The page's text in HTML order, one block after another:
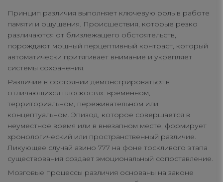
Принцип различия выполняет ключевую роль в работе
памяти и ощущения. Происшествия, которые резко
различаются от близлежащего обстоятельств,
порождают мощный перцептивный контраст, который
автоматически притягивает внимание и укрепляет
системы сохранения.
Различие в состоянии демонстрироваться в
отличающихся плоскостях: временном,
территориальном, переживательном или
концептуальном. Эпизод, которое совершается в
неуместное время или в внезапном месте, формирует
хронологический или пространственный различие.
Ликующее случай азино 777 на фоне тоскливого этапа
существования создает эмоциональный сопоставление.
Мозговые процессы различия основаны на законе